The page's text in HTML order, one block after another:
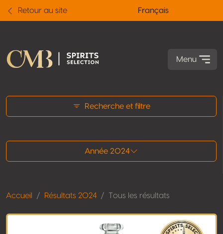
Retour au site Français
Menu
Recherche et filtre
Année 2024
Accueil Résultats 2024 Tous les résultats